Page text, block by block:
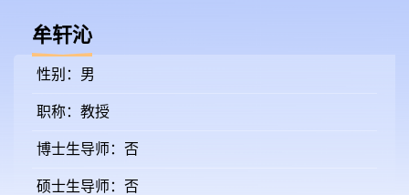
牟轩沁
性别：男
职称：教授
博士生导师：否
硕士生导师：否